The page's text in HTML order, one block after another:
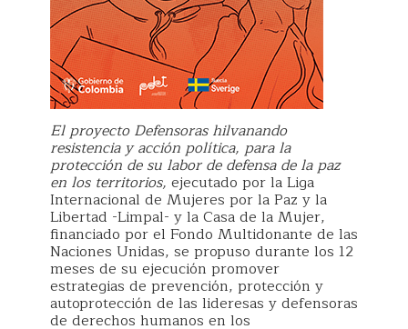
El proyecto Defensoras hilvanando
resistencia y acción política, para la
protección de su labor de defensa de la paz
en los territorios, ejecutado por la Liga
Internacional de Mujeres por la Paz y la
Libertad -Limpal- y la Casa de la Mujer,
financiado por el Fondo Multidonante de las
Naciones Unidas, se propuso durante los 12
meses de su ejecución promover
estrategias de prevención, protección y
autoprotección de las lideresas y defensoras
de derechos humanos en los